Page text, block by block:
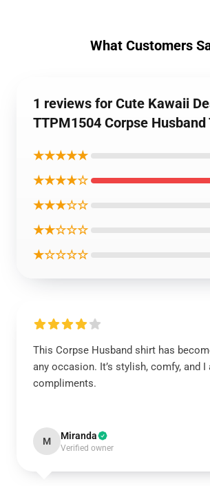
What Customers
1 reviews for Cute Kawaii
TTPM1504 Corpse Husband
★★★★★
★★★★☆
★★★☆☆
★★☆☆☆
★☆☆☆☆
This Corpse Husband shirt has
any occasion. It’s stylish, comfy, and I
compliments.
M Miranda
Verified owner